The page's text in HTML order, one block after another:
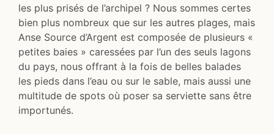
les plus prisés de l’archipel ? Nous sommes certes
bien plus nombreux que sur les autres plages, mais
Anse Source d’Argent est composée de plusieurs «
petites baies » caressées par l’un des seuls lagons
du pays, nous offrant à la fois de belles balades
les pieds dans l’eau ou sur le sable, mais aussi une
multitude de spots où poser sa serviette sans être
importunés.